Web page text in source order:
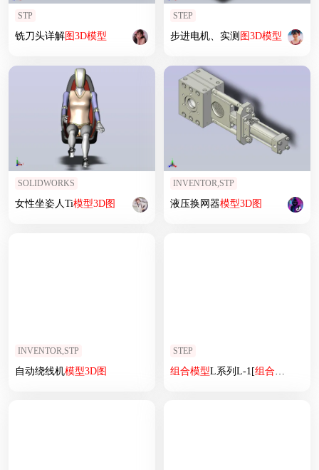
STP
铣刀头详解图3D模型
STEP
步进电机、实测 图3D模型
SOLIDWORKS
女性坐姿人Ti模型3D图
INVENTOR,STP
液压换网器模型3D图
INVENTOR,STP
自动绕线机模型3D图
STEP
组合模型L系列L-1[组合